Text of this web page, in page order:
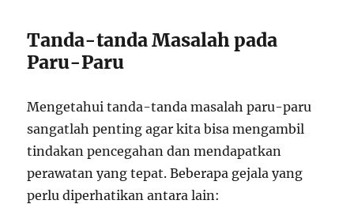
Tanda-tanda Masalah pada
Paru-Paru
Mengetahui tanda-tanda masalah paru-paru
sangatlah penting agar kita bisa mengambil
tindakan pencegahan dan mendapatkan
perawatan yang tepat. Beberapa gejala yang
perlu diperhatikan antara lain: